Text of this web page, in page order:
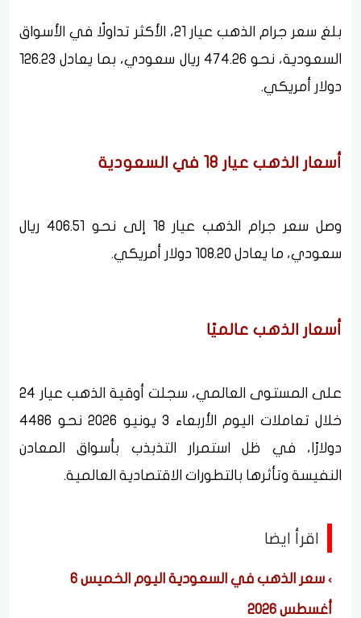
بلغ سعر جرام الذهب عيار 21، الأكثر تداولًا في الأسواق
السعودية، نحو 474.26 ريال سعودي، بما يعادل 126.23
دولار أمريكي.
أسعار الذهب عيار 18 في السعودية
وصل سعر جرام الذهب عيار 18 إلى نحو 406.51 ريال
سعودي، ما يعادل 108.20 دولار أمريكي.
أسعار الذهب عالميًا
على المستوى العالمي، سجلت أوقية الذهب عيار 24
خلال تعاملات اليوم الأربعاء 3 يونيو 2026 نحو 4486
دولارًا، في ظل استمرار التذبذب بأسواق المعادن
النفيسة وتأثرها بالتطورات الاقتصادية العالمية.
اقرأ ايضا
سعر الذهب في السعودية اليوم الخميس 6
أغسطس 2026